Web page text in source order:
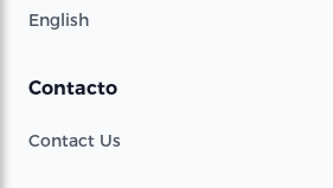
English
Contacto
Contact Us